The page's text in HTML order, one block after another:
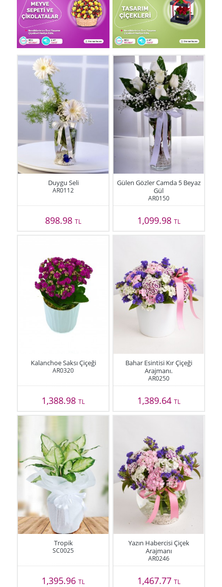
Duygu Seli
AR0112
898.98TL
Gülen Gözler Camda 5 Beyaz
Gül
AR0150
1,099.98 TL
Kalanchoe Saksı Çiçeği
AR0320
1,388.98TL
Bahar Esintisi Kır Çiçeği
Arajmanı.
AR0250
1,389.64 TL
Tropik
SC0025
1,395.96TL
Yazın Habercisi Çiçek
Arajmanı
AR0246
1,467.77 TL